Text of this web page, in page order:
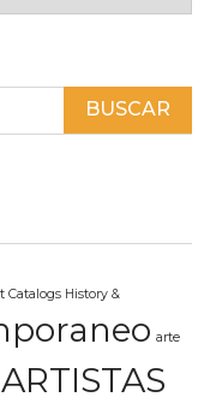
Catalogs History &
arte
ARTISTAS